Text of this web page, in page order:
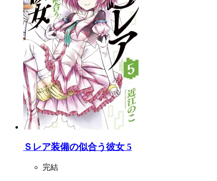
Ｓレア装備の似合う彼女 5
完結